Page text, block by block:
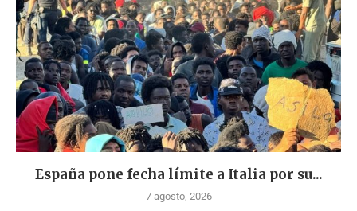
España pone fecha límite a Italia por su...
7 agosto, 2026